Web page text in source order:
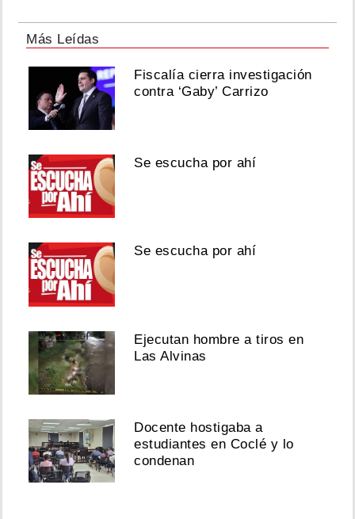
Más Leídas
Fiscalía cierra investigación
contra ‘Gaby’ Carrizo
Se escucha por ahí
Se escucha por ahí
Ejecutan hombre a tiros en
Las Alvinas
Docente hostigaba a
estudiantes en Coclé y lo
condenan